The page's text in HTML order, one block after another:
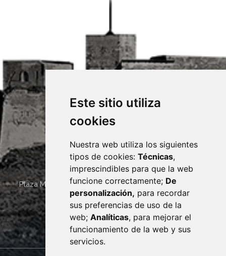
Este sitio utiliza
cookies
Nuestra web utiliza los siguientes
tipos de cookies: Técnicas,
imprescindibles para que la web
funcione correctamente; De
personalización, para recordar
sus preferencias de uso de la
web; Analíticas, para mejorar el
funcionamiento de la web y sus
servicios.
Plaza Mayor 4 22400 MONZÓN - ARAGÓN (ESPAÑA)
· (34) 974 400 700 ·
sac@monzon.es
monzon.es